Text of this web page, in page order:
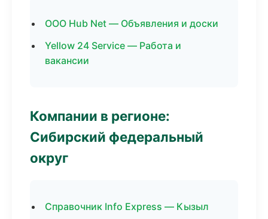
ООО Hub Net — Объявления и доски
Yellow 24 Service — Работа и
вакансии
Компании в регионе:
Сибирский федеральный
округ
Справочник Info Express — Кызыл